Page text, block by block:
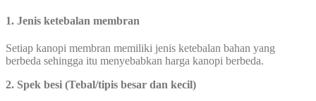
1. Jenis ketebalan membran
Setiap kanopi membran memiliki jenis ketebalan bahan yang
berbeda sehingga itu menyebabkan harga kanopi berbeda.
2. Spek besi (Tebal/tipis besar dan kecil)